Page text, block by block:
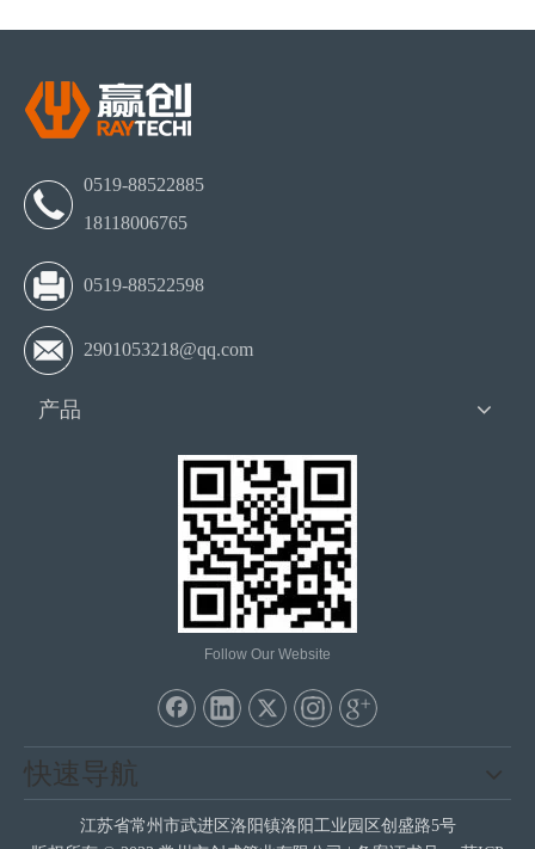
0519-88522885
18118006765
0519-88522598
2901053218@qq.com
产品
Follow Our Website
快速导航
江苏省常州市武进区洛阳镇洛阳工业园区创盛路5号